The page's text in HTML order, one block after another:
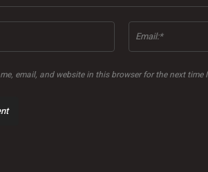
email, and website in this browser for the next time